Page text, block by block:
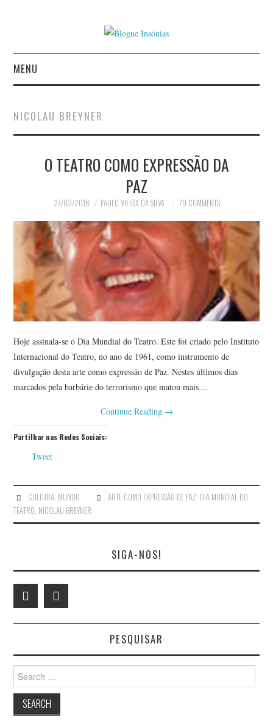
MENU
AUTORES
CONTACTO
PRIVACIDADE
NICOLAU BREYNER
O TEATRO COMO EXPRESSÃO DA
PAZ
27/03/2016 PAULO VIEIRA DA SILVA 79 COMMENTS
Hoje assinala-se o Dia Mundial do Teatro. Este foi criado pelo Instituto
Internacional do Teatro, no ano de 1961, como instrumento de
divulgação desta arte como expressão de Paz. Nestes últimos dias
marcados pela barbárie do terrorismo que matou mais…
Continue Reading →
Partilhar nas Redes Sociais:
Tweet
CULTURA, MUNDO ARTE COMO EXPRESSÃO DE PAZ, DIA MUNDIAL DO
TEATRO, NICOLAU BREYNER
SIGA-NOS!
PESQUISAR
Search
for: